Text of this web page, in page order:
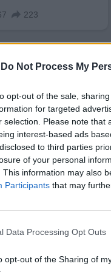
Do Not Process My
opt-out of the sale,
for targeted
selection. Please note
interest-based ads
to third parties
of your personal
This information may also
Participants that may
Data Processing Opt Outs
opt-out of the Sharing of
наДубай,
потреблението
милиона
млн. тона.
намаление в
са следствие
цел да разработи
проследяване